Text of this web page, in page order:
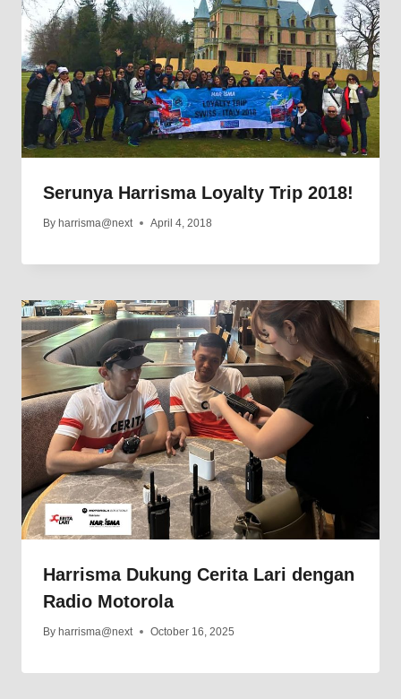
Serunya Harrisma Loyalty Trip 2018!
By harrisma@next April 4, 2018
Harrisma Dukung Cerita Lari dengan
Radio Motorola
By harrisma@next October 16, 2025